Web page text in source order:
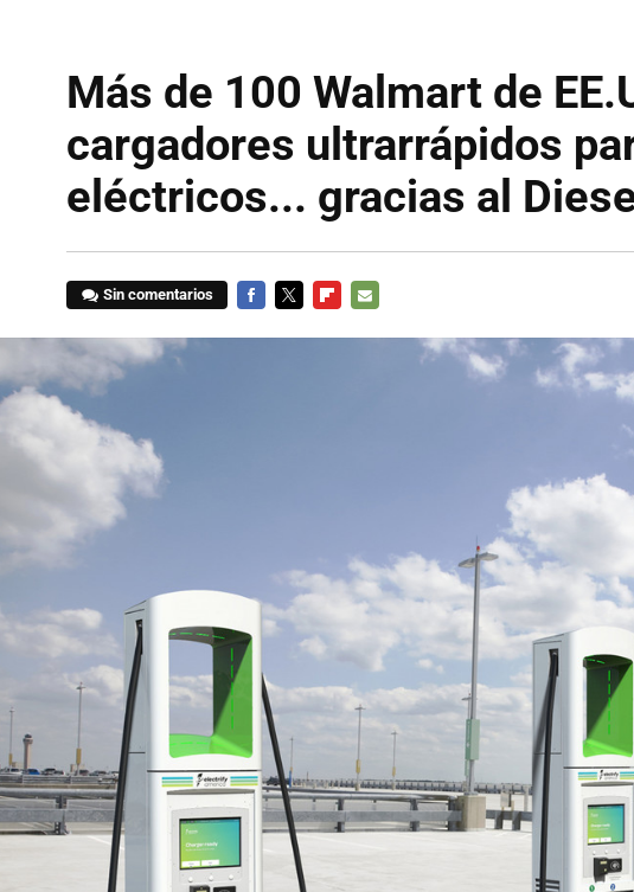
Más de 100 Walmart de
cargadores ultrarrápidos
eléctricos... gracias al
Sin comentarios